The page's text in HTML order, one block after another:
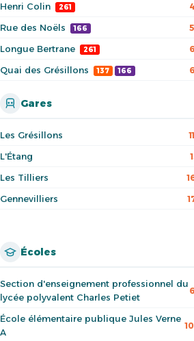
Henri Colin 261
Rue des Noëls 166
Longue Bertrane 261
Quai des Grésillons 137 166
Gares
Les Grésillons
L'Étang
Les Tilliers
Gennevilliers
Écoles
Section d'enseignement professionnel du
lycée polyvalent Charles Petiet
École élémentaire publique Jules Verne
A